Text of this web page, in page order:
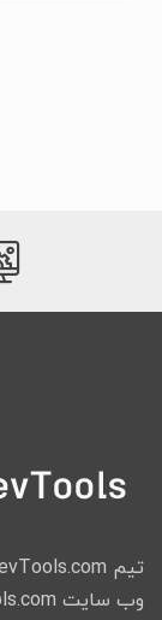
وب سایت DownloadDevTools.com کمک به برنامه نویسان سراسر جهان میباشد.